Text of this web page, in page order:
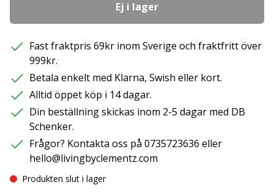
Ej i lager
Fast fraktpris 69kr inom Sverige och fraktfritt över
999kr.
Betala enkelt med Klarna, Swish eller kort.
Alltid öppet köp i 14 dagar.
Din beställning skickas inom 2-5 dagar med DB
Schenker.
Frågor? Kontakta oss på 0735723636 eller
hello@livingbyclementz.com
Produkten slut i lager